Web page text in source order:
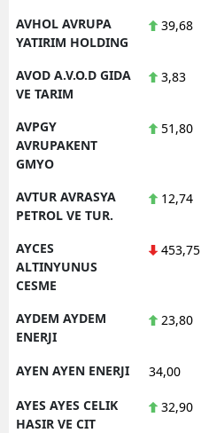
AVHOL AVRUPA
YATIRIM HOLDING
39,68
AVOD A.V.O.D GIDA
VE TARIM
3,83
AVPGY
AVRUPAKENT
GMYO
51,80
AVTUR AVRASYA
PETROL VE TUR.
12,74
AYCES
ALTINYUNUS
CESME
453,75
AYDEM AYDEM
ENERJI
23,80
AYEN AYEN ENERJI 34,00
AYES AYES CELIK
HASIR VE CIT
32,90